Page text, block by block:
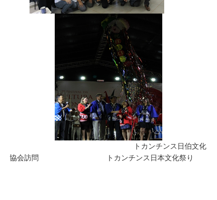
トカンチンス日伯文化
協会訪問 トカンチンス日本文化祭り